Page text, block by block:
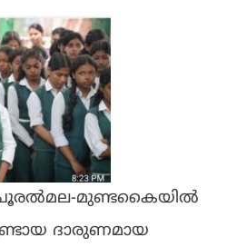
ചൂരൽമല-മുണ്ടകൈയിൽ
ദാരുണമായ